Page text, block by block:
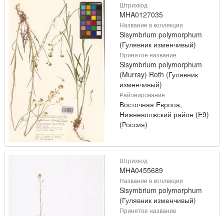
Штрихкод
MHA0127035
Название в коллекции
Sisymbrium polymorphum
(Гулявник изменчивый)
Принятое название
Sisymbrium polymorphum
(Murray) Roth (Гулявник
изменчивый)
Районирование
Восточная Европа,
Нижневолжский район (E9)
(Россия)
Штрихкод
MHA0455689
Название в коллекции
Sisymbrium polymorphum
(Гулявник изменчивый)
Принятое название